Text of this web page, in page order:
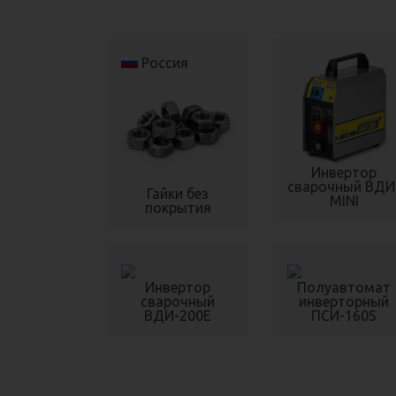
Россия
Гайки без
покрытия
Инвертор
сварочный
MINI
Инвертор
сварочный
ВДИ-200Е
Полуавтомат
инверторный
ПСИ-160S